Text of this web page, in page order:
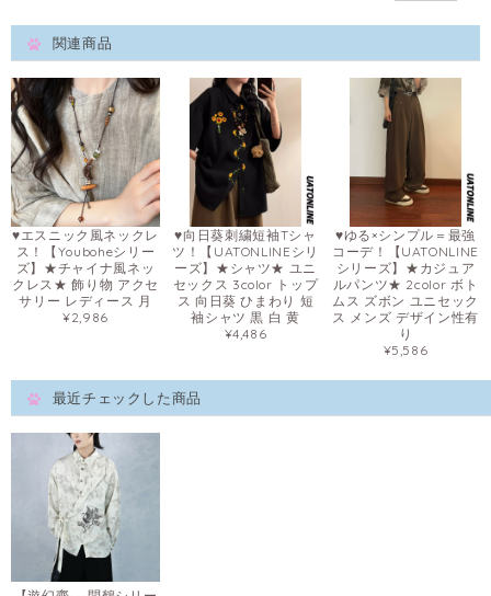
関連商品
♥エスニック風ネックレ
ス！【Youboheシリー
ズ】★チャイナ風ネッ
クレス★ 飾り物 アクセ
サリー レディース 月
¥2,986
♥向日葵刺繍短袖Tシャ
ツ！【UATONLINEシリ
ーズ】★シャツ★ ユニ
セックス 3color トップ
ス 向日葵 ひまわり 短
袖シャツ 黒 白 黄
¥4,486
♥ゆる×シンプル＝最強
コーデ！【UATONLINE
シリーズ】★カジュア
ルパンツ★ 2color ボト
ムス ズボン ユニセック
ス メンズ デザイン性有
り
¥5,586
最近チェックした商品